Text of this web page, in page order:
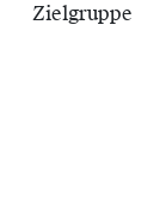
Zielgruppe